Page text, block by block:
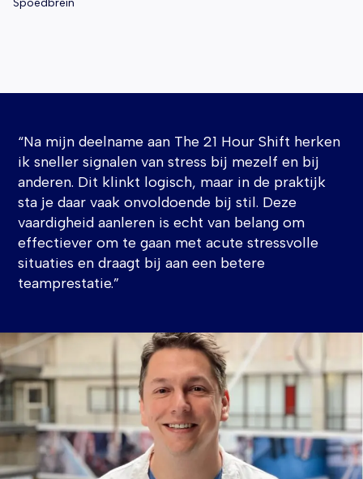
Spoedbrein
“Na mijn deelname aan The 21 Hour Shift herken
ik sneller signalen van stress bij mezelf en bij
anderen. Dit klinkt logisch, maar in de praktijk
sta je daar vaak onvoldoende bij stil. Deze
vaardigheid aanleren is echt van belang om
effectiever om te gaan met acute stressvolle
situaties en draagt bij aan een betere
teamprestatie.”